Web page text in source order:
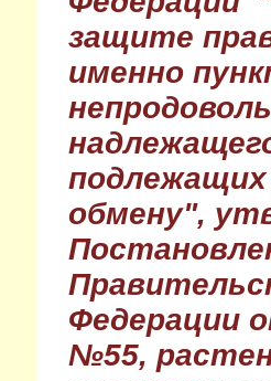
защите
именно
обмену",
Федерации
№55,